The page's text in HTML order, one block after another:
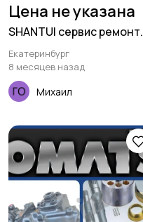
Цена не указана
SHANTUI сервис ремонт.
Екатеринбург
8 месяцев назад
Михаил